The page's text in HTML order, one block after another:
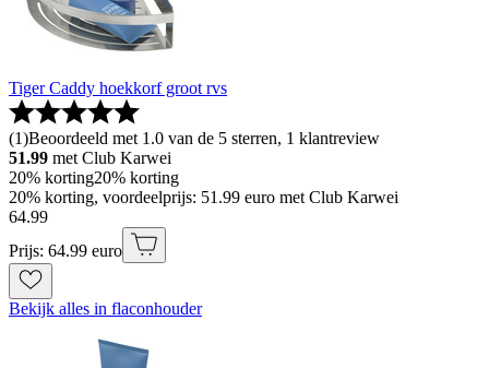
Tiger Caddy hoekkorf groot rvs
(1)Beoordeeld met 1.0 van de 5 sterren, 1 klantreview
51.99 met Club Karwei
20% korting20% korting
20% korting, voordeelprijs: 51.99 euro met Club Karwei
64.99
Prijs: 64.99 euro
Bekijk alles in flaconhouder